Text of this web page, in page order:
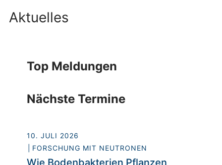
Aktuelles
Top Meldungen
Nächste Termine
10. JULI 2026
FORSCHUNG MIT NEUTRONEN